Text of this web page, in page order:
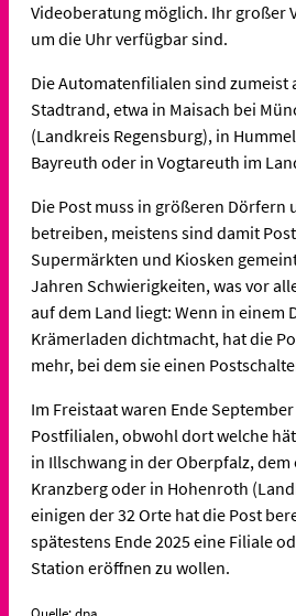
Videoberatung möglich. Ihr großer
um die Uhr verfügbar sind.
Die Automatenfilialen sind zumeist
Stadtrand, etwa in Maisach bei
(Landkreis Regensburg), in
Bayreuth oder in Vogtareuth im
Die Post muss in größeren Dörfern
betreiben, meistens sind damit
Supermärkten und Kiosken
Jahren Schwierigkeiten, was vor
auf dem Land liegt: Wenn in einem
Krämerladen dichtmacht, hat die
mehr, bei dem sie einen
Im Freistaat waren Ende
Postfilialen, obwohl dort welche
in Illschwang in der Oberpfalz,
Kranzberg oder in Hohenroth
einigen der 32 Orte hat die Post
spätestens Ende 2025 eine Filiale
Station eröffnen zu wollen.